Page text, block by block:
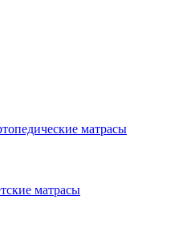
матрасы
матрасы